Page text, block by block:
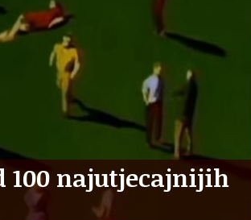
100 najutjecajnijih